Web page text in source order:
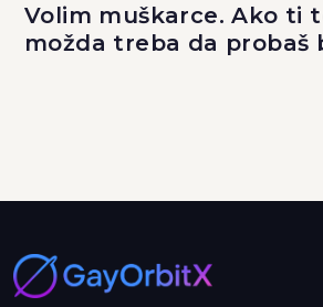
Volim muškarce. Ako ti
možda treba da probaš